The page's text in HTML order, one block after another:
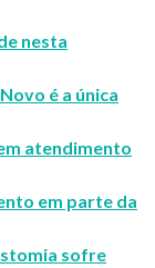
nesta
é a única
atendimento
em parte da
sofre